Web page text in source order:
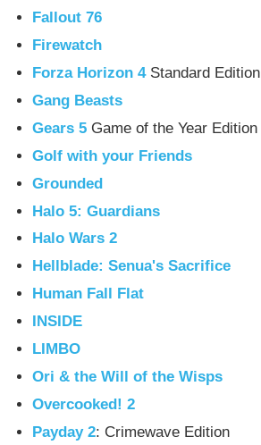
Fallout 76
Firewatch
Forza Horizon 4Standard Edition
Gang Beasts
Gears 5 Game of the Year Edition
Golf with your Friends
Grounded
Halo 5: Guardians
Halo Wars 2
Hellblade: Senua's Sacrifice
Human Fall Flat
INSIDE
LIMBO
Ori & the Will of the Wisps
Overcooked! 2
Payday 2: Crimewave Edition